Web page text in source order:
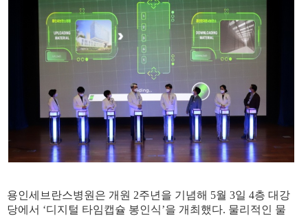
용인세브란스병원은 개원 2주년을 기념해 5월 3일 4층 대강
당에서 ‘디지털 타임캡슐 봉인식’을 개최했다. 물리적인 물